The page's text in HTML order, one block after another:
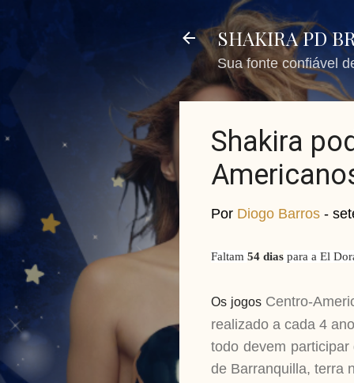
SHAKIRA PD
Sua fonte confiável
Shakira
Por Diogo Barros -
Faltam 54 dias para a El
Os jogos Centro-
realizado a cada 4
todo devem
de Barranquilla, terra